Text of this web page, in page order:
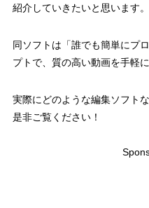
紹介していきたいと思います。
同ソフトは「誰でも簡単にプ
プトで、質の高い動画を手軽
実際にどのような編集ソフト
是非ご覧ください！